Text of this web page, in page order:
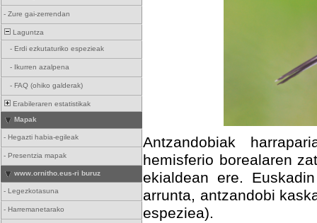
- Zure gai-zerrendan
Laguntza
- Erdi ezkutaturiko espezieak
- Ikurren azalpena
- FAQ (ohiko galderak)
Erabileraren estatistikak
Mapak
- Hegazti habia-egileak
- Presentzia mapak
www.ornitho.eus-ri buruz
- Legezkotasuna
- Harremanetarako
Antzandobiak
hemisferio borealaren
ekialdean ere.
arrunta, antzandobi
espeziea).